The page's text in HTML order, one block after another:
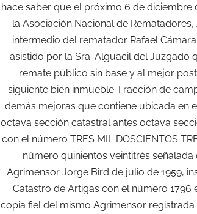
hace saber que el próximo 6 de diciembre
la Asociación Nacional de
intermedio del rematador Rafael
asistido por la Sra. Alguacil del Juzgado
remate público sin base y al mejor
siguiente bien inmueble: Fracción de
demás mejoras que contiene ubicada en
octava sección catastral antes octava
con el número TRES MIL DOSCIENTOS
número quinientos veintitrés
Agrimensor Jorge Bird de julio de 1959,
Catastro de Artigas con el número 1796
copia fiel del mismo Agrimensor